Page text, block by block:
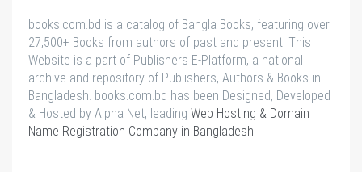
books.com.bd is a catalog of Bangla Books, featuring over
27,500+ Books from authors of past and present. This
Website is a part of Publishers E-Platform, a national
archive and repository of Publishers, Authors & Books in
Bangladesh. books.com.bd has been Designed, Developed
& Hosted by Alpha Net, leading Web Hosting & Domain
Name Registration Company in Bangladesh.